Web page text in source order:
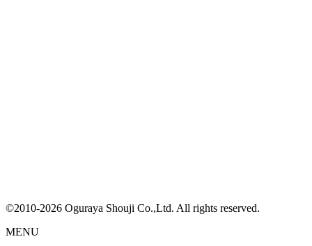
©2010-2026 Oguraya Shouji Co.,Ltd. All rights reserved.
MENU